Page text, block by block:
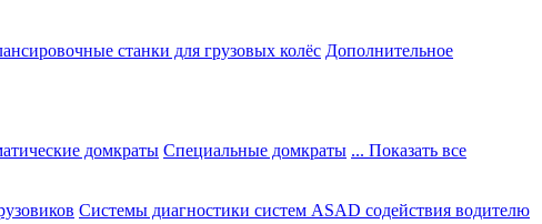
станки для грузовых колёс Дополнительное
домкраты Специальные домкраты ... Показать все
Системы диагностики систем ASAD содействия водителю